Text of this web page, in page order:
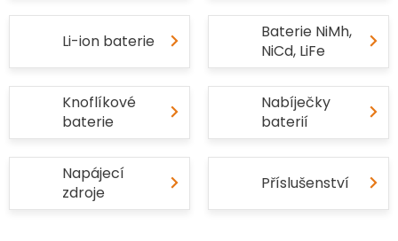
Li-ion baterie
Baterie NiMh,
NiCd, LiFe
Knoflíkové
baterie
Nabíječky
baterií
Napájecí
zdroje
Příslušenství